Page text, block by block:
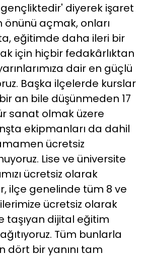
diyerek işaret
açmak, onları
eğitimde daha ileri bir
için hiçbir fedakârlıktan
dair en güçlü
Başka ilçelerde kurslar
an bile düşünmeden 17
sanat olmak üzere
ekipmanları da dahil
ücretsiz
Lise ve üniversite
ücretsiz olarak
ilçe genelinde tüm 8 ve
ücretsiz olarak
taşıyan dijital eğitim
Tüm bunlarla
dört bir yanını tam